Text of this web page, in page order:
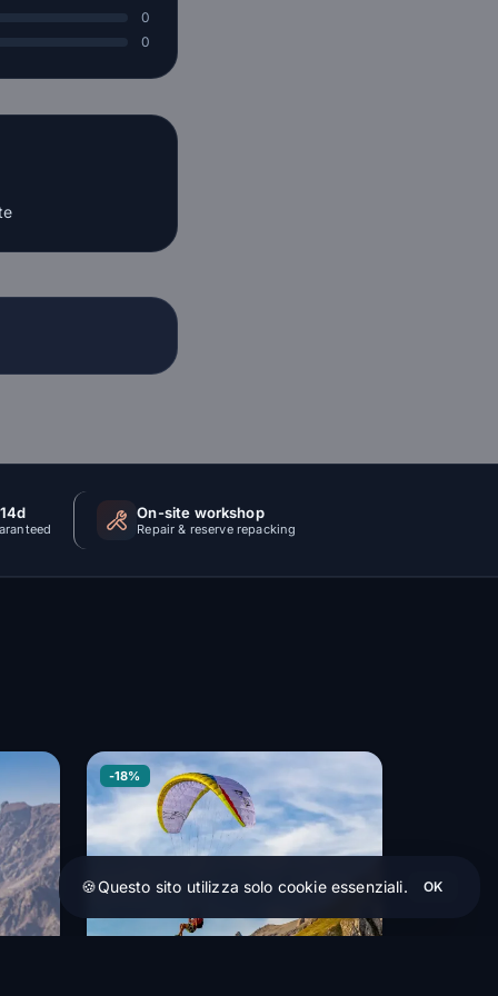
0
0
On-site workshop
Repair & reserve repacking
-18%
🍪Questo sito utilizza solo cookie essenziali. OK